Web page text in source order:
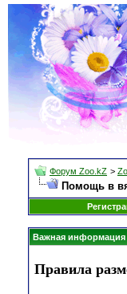
Форум Zoo.kZ >
Помощь в
Важная информация
Правила